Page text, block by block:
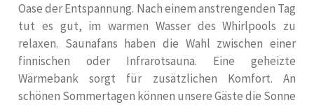
Oase der Entspannung. Nach einem anstrengenden Tag
tut es gut, im warmen Wasser des Whirlpools zu
relaxen. Saunafans haben die Wahl zwischen einer
finnischen oder Infrarotsauna. Eine geheizte
Wärmebank sorgt für zusätzlichen Komfort. An
schönen Sommertagen können unsere Gäste die Sonne